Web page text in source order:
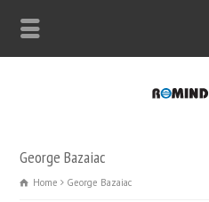
George Bazaiac
Home George Bazaiac